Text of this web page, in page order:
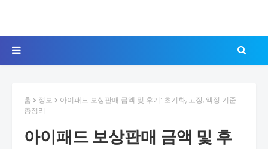
홈 정보
아이패드 보상판매 금액 및 후기: 초기화, 고장, 액정 기준
총정리
아이패드 보상판매 금액 및 후